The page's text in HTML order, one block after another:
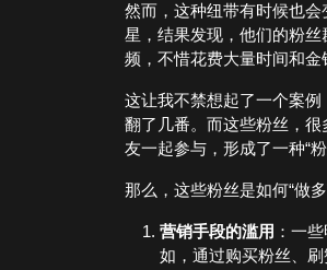
然而，这种纽带有时候也
星，结果发现，他们的粉
频，不惜花费大量时间和金
这让我不禁想起了一个案
翻了几番。而这些粉丝，
友一起参与，形成了一种“粉
那么，这些粉丝是如何“做
营销手段的滥用 ：一
如，通过购买粉丝、